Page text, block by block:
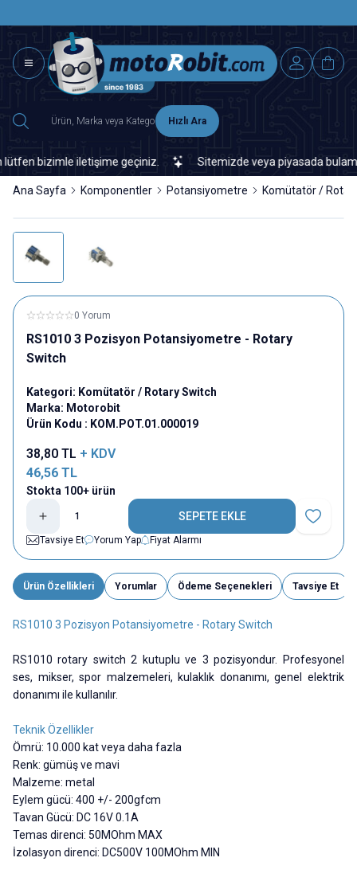
Hızlı Ara
bizimle iletişime geçiniz. Sitemizde veya piyasada
Ana Sayfa Komponentler Potansiyometre Komütatör /
0 Yorum
RS1010 3 Pozisyon Potansiyometre - Rotary
Switch
Kategori: Komütatör / Rotary Switch
Marka: Motorobit
Ürün Kodu : KOM.POT.01.000019
38,80 TL + KDV
46,56 TL
Stokta 100+ ürün
SEPETE EKLE
Favoriye
Tavsiye Et
Yorum Yap Fiyat Alarmı
Ürün Özellikleri Yorumlar Ödeme Seçenekleri Tavsiye Et
RS1010 3 Pozisyon Potansiyometre - Rotary Switch
RS1010 rotary switch 2 kutuplu ve 3 pozisyondur. Profesyonel
ses, mikser, spor malzemeleri, kulaklık donanımı, genel elektrik
donanımı ile kullanılır.
Teknik Özellikler
Ömrü: 10.000 kat veya daha fazla
Renk: gümüş ve mavi
Malzeme: metal
Eylem gücü: 400 +/- 200gfcm
Tavan Gücü: DC 16V 0.1A
Temas direnci: 50MOhm MAX
İzolasyon direnci: DC500V 100MOhm MIN